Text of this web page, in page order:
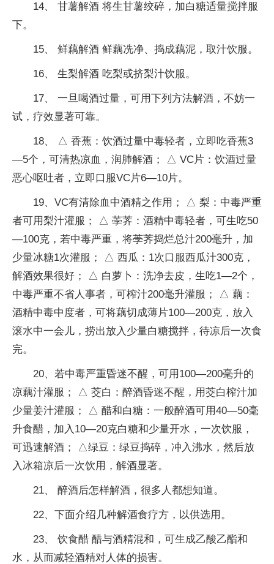
14、 甘薯解酒 将生甘薯绞碎，加白糖适量搅拌服
下。
15、 鲜藕解酒 鲜藕冼净、捣成藕泥，取汁饮服。
16、 生梨解酒 吃梨或挤梨汁饮服。
17、 一旦喝酒过量，可用下列方法解酒，不妨一
试，疗效显著可靠。
18、 △ 香蕉：饮酒过量中毒轻者，立即吃香蕉3
—5个，可清热凉血，润肺解酒； △ VC片：饮酒过量
恶心呕吐者，立即口服VC片6—10片。
19、VC有清除血中酒精之作用； △ 梨：中毒严重
者可用梨汁灌服； △ 荸荠：酒精中毒轻者，可生吃50
—100克，若中毒严重，将荸荠捣烂总汁200毫升，加
少量冰糖1次灌服； △ 西瓜：1次口服西瓜汁300克，
解酒效果很好； △ 白萝卜：洗净去皮，生吃1—2个，
中毒严重不省人事者，可榨汁200毫升灌服； △ 藕：
酒精中毒中度者，可将藕切成薄片100—200克，放入
滚水中一会儿，捞出放入少量白糖搅拌，待凉后一次食
完。
20、若中毒严重昏迷不醒，可用100—200毫升的
凉藕汁灌服； △ 茭白：醉酒昏迷不醒，用茭白榨汁加
少量姜汁灌服； △ 醋和白糖：一般醉酒可用40—50毫
升食醋，加入10—20克白糖和少量开水，一次饮服，
可迅速解酒； △绿豆：绿豆捣碎，冲入沸水，然后放
入冰箱凉后一次饮用，解酒显著。
21、 醉酒后怎样解酒，很多人都想知道。
22、下面介绍几种解酒食疗方，以供选用。
23、 饮食醋 醋与酒精混和，可生成乙酸乙酯和
水，从而减轻酒精对人体的损害。